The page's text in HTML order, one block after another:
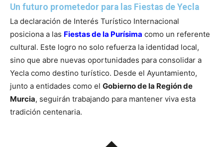
Un futuro prometedor para las Fiestas de Yecla
La declaración de Interés Turístico Internacional
posiciona a las Fiestas de la Purísima como un referente
cultural. Este logro no solo refuerza la identidad local,
sino que abre nuevas oportunidades para consolidar a
Yecla como destino turístico. Desde el Ayuntamiento,
junto a entidades como el Gobierno de la Región de
Murcia, seguirán trabajando para mantener viva esta
tradición centenaria.